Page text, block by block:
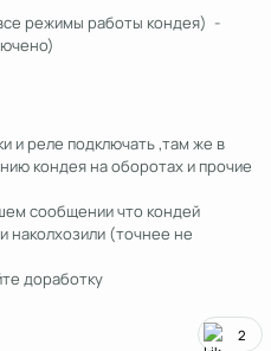
режимы работы кондея) -
и реле подключать ,там же в
кондея на оборотах и прочие
сообщении что кондей
наколхозили (точнее не
доработку
2